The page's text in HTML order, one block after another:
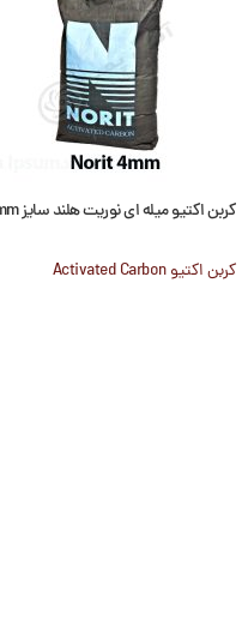
کربن اکتیو میله ای نوریت هلند سایز 4mm
کربن اکتیو Activated Carbon